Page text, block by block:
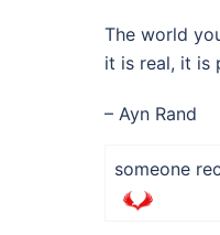
The world
it is real, it is
– Ayn Rand
someone